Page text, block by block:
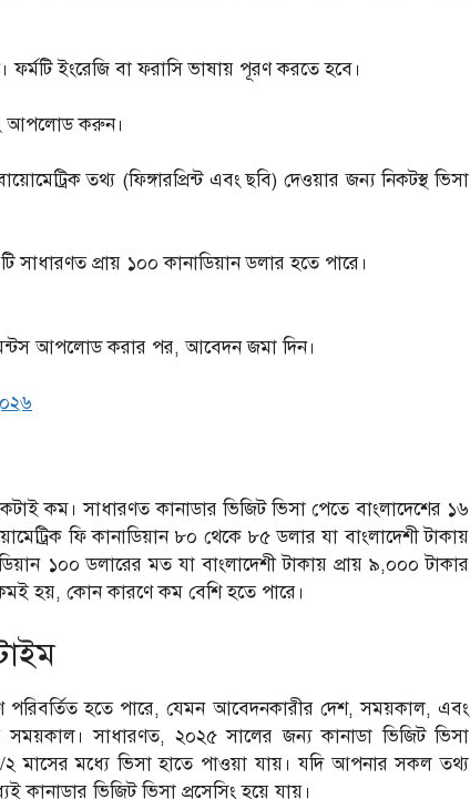
ইংরেজি বা ফরাসি ভাষায় পূরণ করতে হবে।
আপলোড করুন।
তথ্য (ফিঙ্গারপ্রিন্ট এবং ছবি) দেওয়ার জন্য নিকটস্থ ভিসা
প্রায় ১০০ কানাডিয়ান ডলার হতে পারে।
আপলোড করার পর, আবেদন জমা দিন।
কম। সাধারণত কানাডার ভিজিট ভিসা পেতে বাংলাদেশের ১৬
ফি কানাডিয়ান ৮০ থেকে ৮৫ ডলার যা বাংলাদেশী টাকায়
১০০ ডলারের মত যা বাংলাদেশী টাকায় প্রায় ৯,০০০ টাকার
হয়, কোন কারণে কম বেশি হতে পারে।
পরিবর্তিত হতে পারে, যেমন আবেদনকারীর দেশ, সময়কাল, এবং
সাধারণত, ২০২৫ সালের জন্য কানাডা ভিজিট ভিসা
মাসের মধ্যে ভিসা হাতে পাওয়া যায়।যদি আপনার সকল তথ্য
ভিজিট ভিসা প্রসেসিং হয়ে যায়।